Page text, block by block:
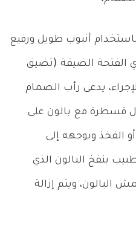
أنبوب طويل ورفيع
الفتحة الضيقة (تضيق
يدعى رأب الصمام
قسطرة مع بالون على
الفخذ ويوجهه إلى
بنفخ البالون الذي
البالون، ويتم إزالة